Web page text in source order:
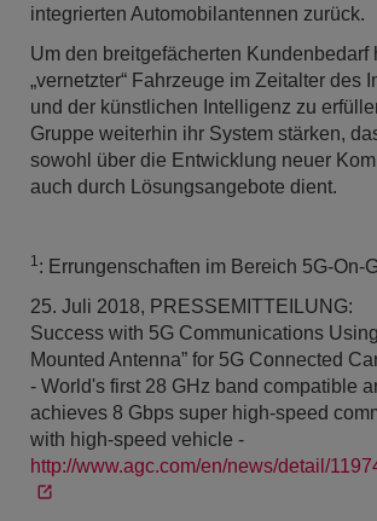
integrierten Automobilantennen zurück.
Um den breitgefächerten Kundenbedarf
„vernetzter“ Fahrzeuge im Zeitalter des
und der künstlichen Intelligenz zu
Gruppe weiterhin ihr System stärken,
sowohl über die Entwicklung neuer
auch durch Lösungsangebote dient.
1: Errungenschaften im Bereich 5G-On-
25. Juli 2018, PRESSEMITTEILUNG:
Success with 5G Communications
Mounted Antenna” for 5G Connected
- World's first 28 GHz band compatible
achieves 8 Gbps super high-speed
with high-speed vehicle -
http://www.agc.com/en/news/detail/